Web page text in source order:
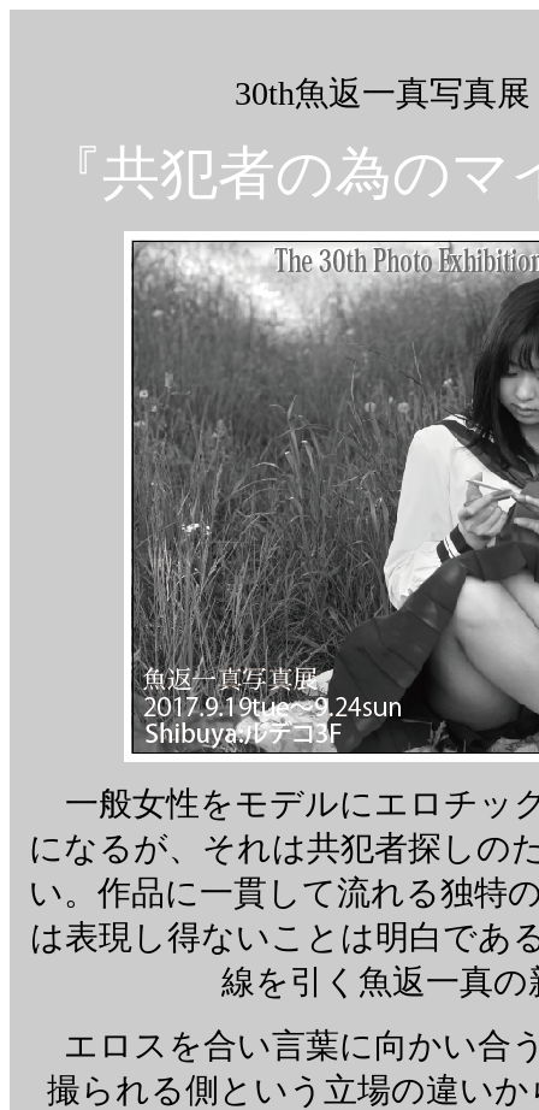
30th魚返一真写真
『共犯者の為の
一般女性をモデルにエロチッ
になるが、それは共犯者探しの
い。作品に一貫して流れる独特
は表現し得ないことは明白であ
線を引く魚返一真
エロスを合い言葉に向かい合
撮られる側という立場の違い